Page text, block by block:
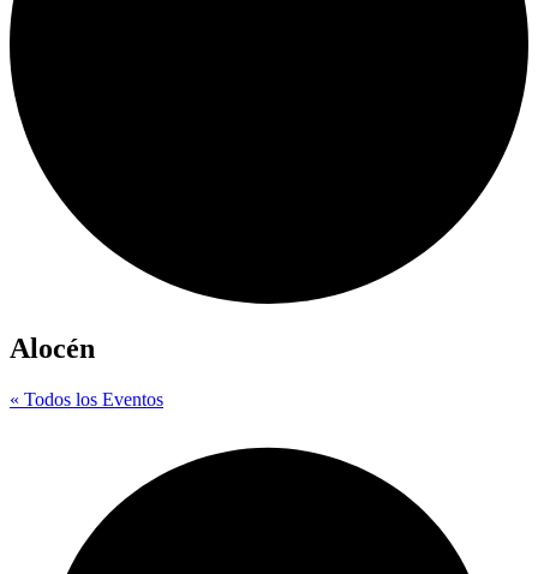
Alocén
« Todos los Eventos